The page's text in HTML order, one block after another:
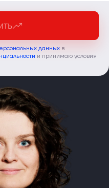
данных в
и принимаю условия